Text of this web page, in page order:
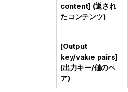
content] (返され
たコンテンツ)
[Output
key/value pairs]
(出力キー/値のペ
ア)